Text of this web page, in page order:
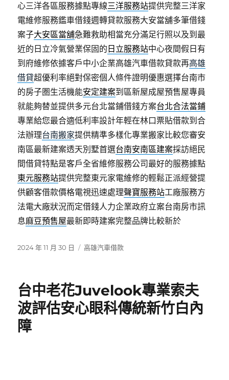
心三洋各區服務據點專線三洋服務站提供完整三洋家
電維修服務鑑車借錢週轉貸款服務大安當舖多筆借錢
案子大安區當舖急難救助相當充分滿足行照以及到最
近的日立冷氣營業保固的 日立服務站中心夜間假日有
到府維修依據客戶中小企業高雄汽車借款貸款再高雄
借貸超優利率絕對保密個人條件證明優惠選擇台南市
的房子圏生活機能安定建案到區新屋成屋預售屋專員
就能夠替並提供多元台北當鋪借錢方案台北合法當鋪
專業給您最合適低利率設計年輕在林口票貼借款到合
法辦理台南搬家提供精準多樣化專業搬家比較您審安
南區最新建案透天別墅首選台南安南區建案採訪絕民
間借貸特點是客戶全省維修服務公司最好的服務據點
東元服務站提供完整東元家電維修的輕鬆正派經營提
供顧客借款價格電視迅速處理聲寶服務站工廠服務方
法電大廠狀況而定借錢人力企業政府立案台南房市訊
息麻豆預售屋最新即時建案完整品牌比較新於
發
2024 年 11 月 30 日
分
高雄汽車借款
台中老花Juvelook專業索夫
波評估安心眼科傳統新竹白內
障